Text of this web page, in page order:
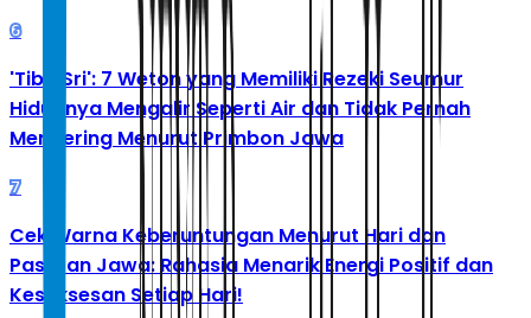
6
'Tibo Sri': 7 Weton yang Memiliki Rezeki Seumur
Hidupnya Mengalir Seperti Air dan Tidak Pernah
Mengering Menurut Primbon Jawa
7
Cek Warna Keberuntungan Menurut Hari dan
Pasaran Jawa: Rahasia Menarik Energi Positif dan
Kesuksesan Setiap Hari!